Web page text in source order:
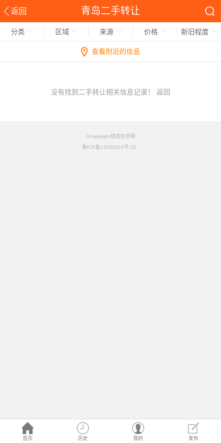
返回 青岛二手转让
首页 历史 我的 发布
分类 区域 来源 价格 新旧程度
查看附近的信息
没有找到二手转让相关信息记录！ 返回
©copyright铭竟信息网
鲁ICP备11031510号-15